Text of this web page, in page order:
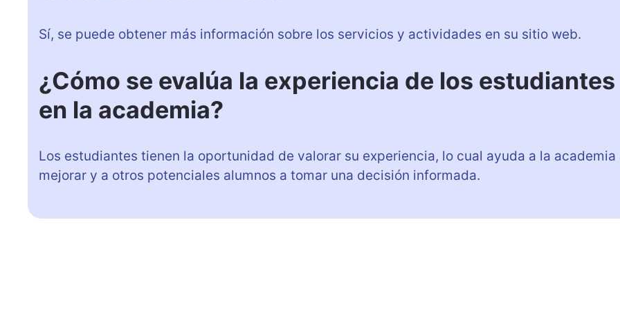
Sí, se puede obtener más información sobre los servicios y actividades en su sitio web.
¿Cómo se evalúa la experiencia de los estudiantes
en la academia?
Los estudiantes tienen la oportunidad de valorar su experiencia, lo cual ayuda a la academia
mejorar y a otros potenciales alumnos a tomar una decisión informada.